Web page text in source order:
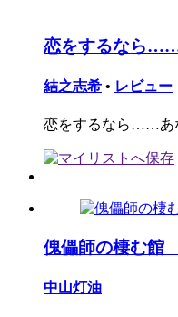
恋をするなら
結之志希 • レビュー
恋をするなら……あ
傀儡師の棲む館
中山灯油